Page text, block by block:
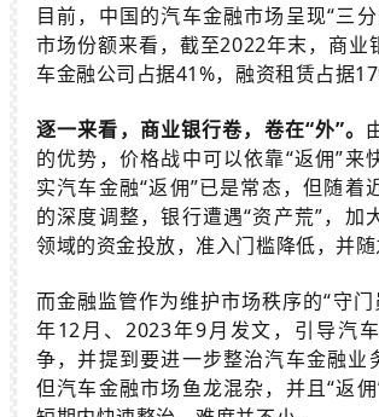
目前，中国的汽车金融市场呈现“三
市场份额来看，截至2022年末，商业
车金融公司占据41%，融资租赁占据
逐一来看，商业银行卷，卷在“外”。
的优势，价格战中可以依靠“返佣”来
实汽车金融“返佣”已是常态，但随着
的深度调整，银行遭遇“资产荒”，加
领域的资金投放，准入门槛降低，并随
而金融监管作为维护市场秩序的“守
年12月、2023年9月发文，引导汽
争，并提到要进一步整治汽车金融业
但汽车金融市场鱼龙混杂，并且“返